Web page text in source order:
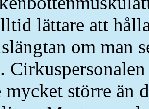
lättare att
om man
mycket större än